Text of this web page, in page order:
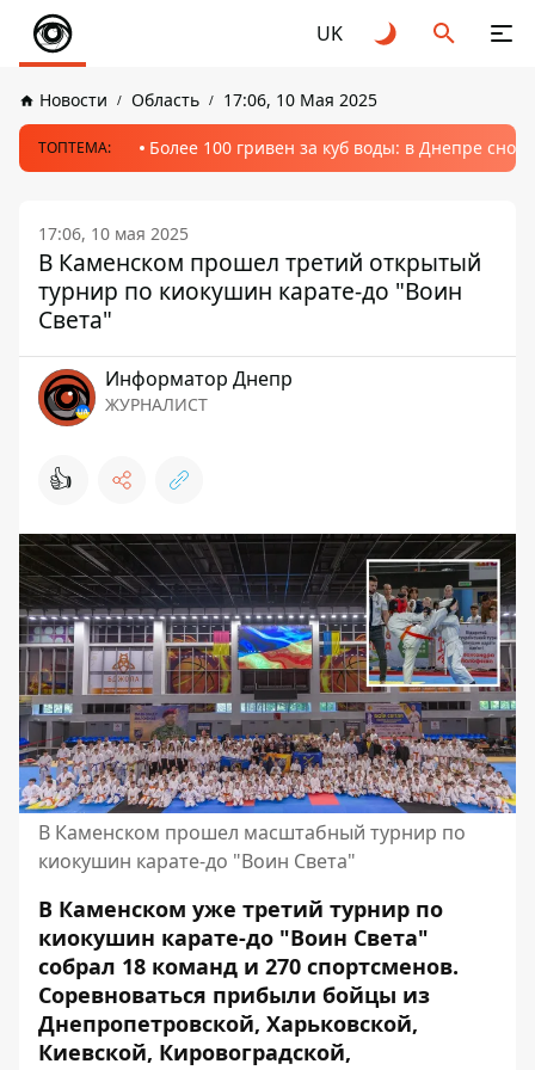
UK
Новости Область 17:06, 10 Мая 2025
ТОПТЕМА: Более 100 гривен за куб воды: в Днепре
17:06, 10 мая 2025
В Каменском прошел третий открытый
турнир по киокушин карате-до "Воин
Света"
Информатор Днепр
ЖУРНАЛИСТ
👍
В Каменском прошел масштабный турнир по
киокушин карате-до "Воин Света"
В Каменском уже третий турнир по
киокушин карате-до "Воин Света"
собрал 18 команд и 270 спортсменов.
Соревноваться прибыли бойцы из
Днепропетровской, Харьковской,
Киевской, Кировоградской,